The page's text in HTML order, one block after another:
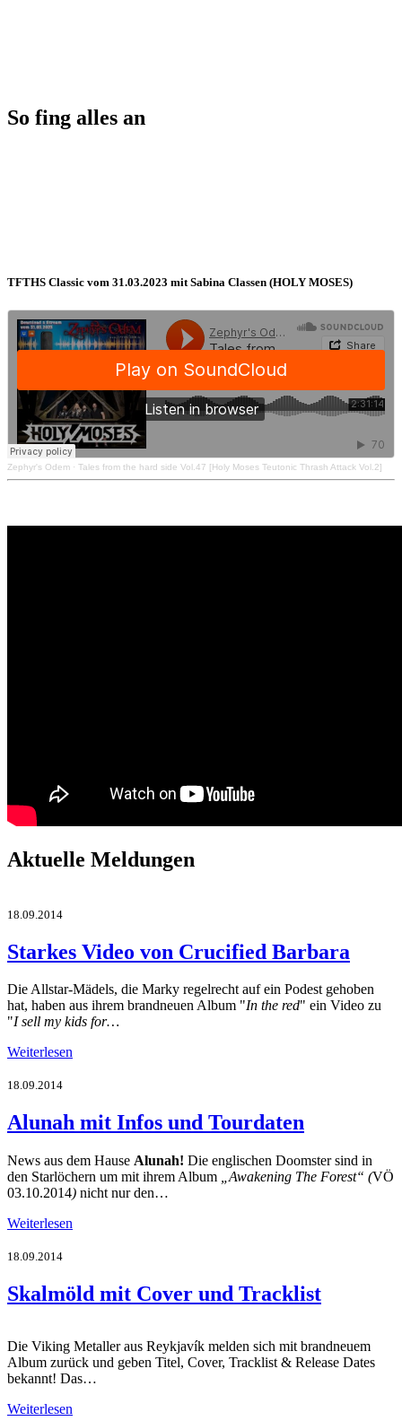
So fing alles an
TFTHS Classic vom 31.03.2023 mit Sabina Classen (HOLY MOSES)
Zephyr's Odem · Tales from the hard side Vol.47 [Holy Moses Teutonic Thrash Attack Vol.2]
Aktuelle Meldungen
18.09.2014
Starkes Video von Crucified Barbara
Die Allstar-Mädels, die Marky regelrecht auf ein Podest gehoben
hat, haben aus ihrem brandneuen Album "In the red" ein Video zu
"I sell my kids for…
Weiterlesen
18.09.2014
Alunah mit Infos und Tourdaten
News aus dem Hause Alunah! Die englischen Doomster sind in
den Starlöchern um mit ihrem Album
„Awakening The Forest“ (VÖ
03.10.2014) nicht nur den…
Weiterlesen
18.09.2014
Skalmöld mit Cover und Tracklist
Die Viking Metaller aus Reykjavík melden sich mit brandneuem
Album zurück und geben Titel, Cover, Tracklist & Release Dates
bekannt! Das…
Weiterlesen